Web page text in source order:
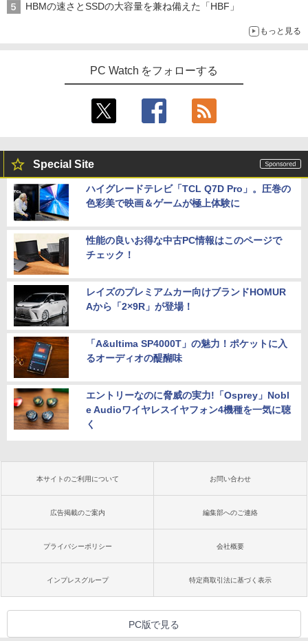
HBMの速さとSSDの大容量を兼ね備えた「HBF」
もっと見る
PC Watch をフォローする
Special Site
ハイグレードテレビ「TCL Q7D Pro」。圧巻の
色彩美で映画＆ゲームが極上体験に
性能の良いお得な中古PC情報はこのページで
チェック！
レイズのプレミアムカー向けブランドHOMUR
Aから「2×9R」が登場！
「A&ultima SP4000T」の魅力！ポケットに入
るオーディオの醍醐味
エントリーなのに脅威の実力!「Osprey」Nobl
e Audioワイヤレスイヤフォン4機種を一気に聴
く
本サイトのご利用について お問い合わせ
広告掲載のご案内 編集部へのご連絡
プライバシーポリシー 会社概要
インプレスグループ 特定商取引法に基づく表示
PC版で見る